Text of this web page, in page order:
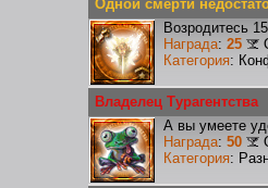
Одной смерти
Возродитесь
Награда: 25
Категория:
Владелец Турагентства
А вы умеете
Награда: 50
Категория: